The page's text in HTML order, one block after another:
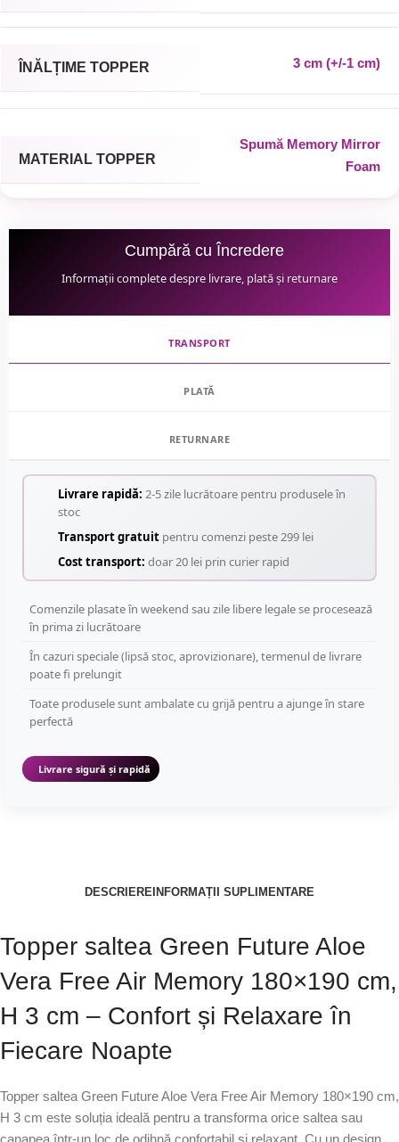
ÎNĂLȚIME TOPPER 3 cm (+/-1 cm)
MATERIAL TOPPER
Spumă Memory Mirror
Foam
Cumpără cu Încredere
Informații complete despre livrare, plată și returnare
TRANSPORT
PLATĂ
RETURNARE
Livrare rapidă: 2-5 zile lucrătoare pentru produsele în
stoc
Transport gratuit pentru comenzi peste 299 lei
Cost transport: doar 20 lei prin curier rapid
Comenzile plasate în weekend sau zile libere legale se procesează
în prima zi lucrătoare
În cazuri speciale (lipsă stoc, aprovizionare), termenul de livrare
poate fi prelungit
Toate produsele sunt ambalate cu grijă pentru a ajunge în stare
perfectă
Livrare sigură și rapidă
DESCRIERE INFORMAȚII SUPLIMENTARE
Topper saltea Green Future Aloe
Vera Free Air Memory 180×190 cm,
H 3 cm – Confort și Relaxare în
Fiecare Noapte
Topper saltea Green Future Aloe Vera Free Air Memory 180×190 cm,
H 3 cm este soluția ideală pentru a transforma orice saltea sau
canapea într-un loc de odihnă confortabil și relaxant. Cu un design